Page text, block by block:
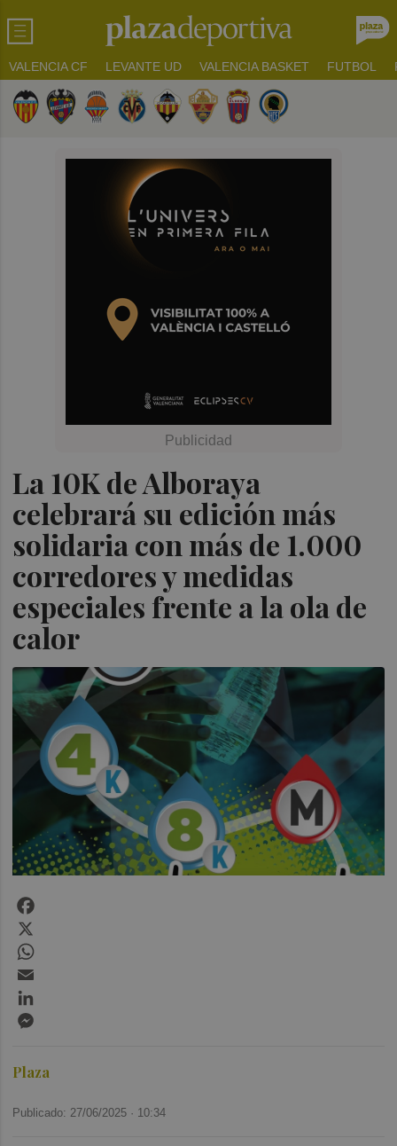
VALENCIA CF LEVANTE UD VALENCIA BASKET FUTBOL
La 10K de Alboraya
celebrará su edición más
solidaria con más de 1.000
corredores y medidas
especiales frente a la ola de
calor
Plaza
Publicado: 27/06/2025 · 10:34